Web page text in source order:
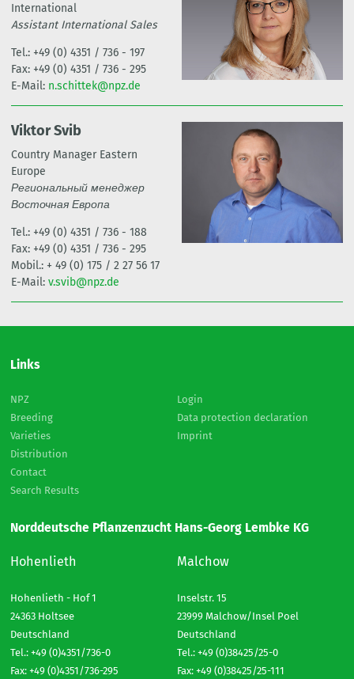
International
Assistant International Sales
Tel.: +49 (0) 4351 / 736 - 197
Fax: +49 (0) 4351 / 736 - 295
E-Mail: n.schittek@npz.de
Viktor Svib
Country Manager Eastern
Europe
Региональный менеджер
Восточная Европа
Tel.: +49 (0) 4351 / 736 - 188
Fax: +49 (0) 4351 / 736 - 295
Mobil.: + 49 (0) 175 / 2 27 56 17
E-Mail: v.svib@npz.de
Links
NPZ
Breeding
Varieties
Distribution
Contact
Search Results
Login
Data protection declaration
Imprint
Norddeutsche Pflanzenzucht Hans-Georg Lembke KG
Hohenlieth
Hohenlieth - Hof 1
24363 Holtsee
Deutschland
Tel.: +49 (0)4351/736-0
Fax: +49 (0)4351/736-295
Malchow
Inselstr. 15
23999 Malchow/Insel Poel
Deutschland
Tel.: +49 (0)38425/25-0
Fax: +49 (0)38425/25-111